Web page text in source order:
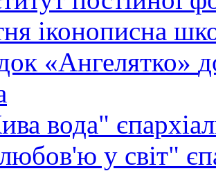
іконописна
«Ангелятко»
вода"
у світ"